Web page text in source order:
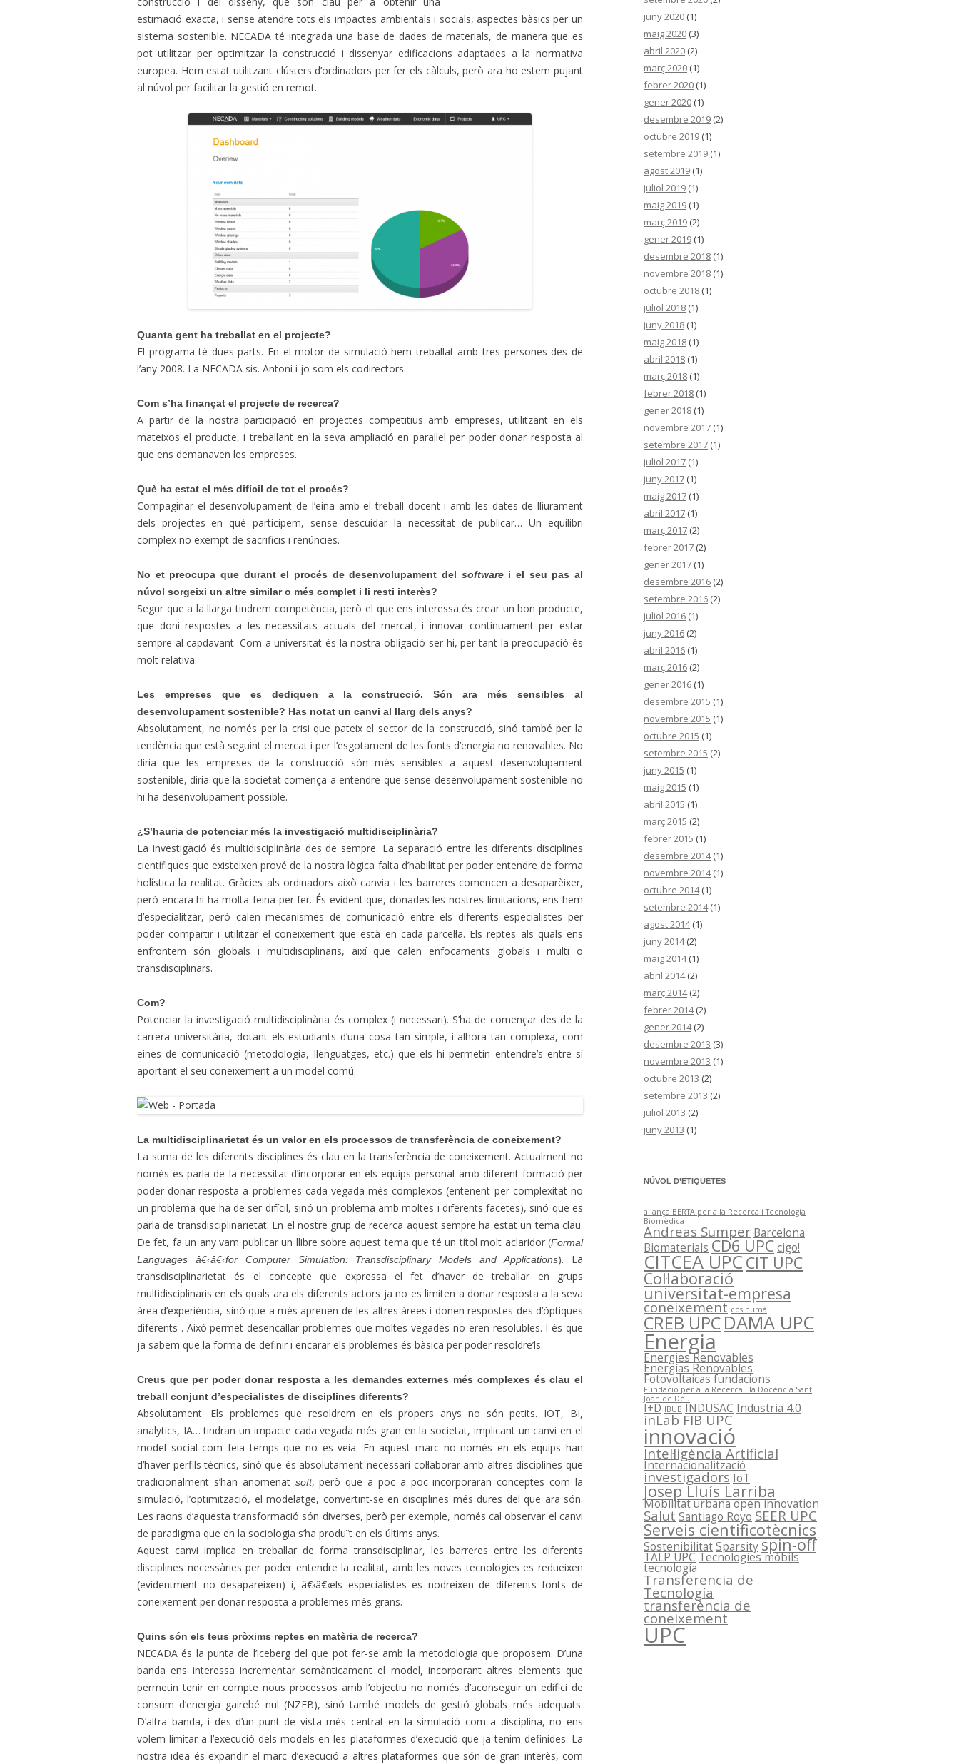
estimació exacta, i sense atendre tots els impactes ambientals i socials, aspectes bàsics per un
sistema sostenible. NECADA té integrada una base de dades de materials, de manera que es
pot utilitzar per optimitzar la construcció i dissenyar edificacions adaptades a la normativa
europea. Hem estat utilitzant clústers d’ordinadors per fer els càlculs, però ara ho estem pujant
al núvol per facilitar la gestió en remot.
Quanta gent ha treballat en el projecte?
El programa té dues parts. En el motor de simulació hem treballat amb tres persones des de
l’any 2008. I a NECADA sis. Antoni i jo som els codirectors.
Com s’ha finançat el projecte de recerca?
A partir de la nostra participació en projectes competitius amb empreses, utilitzant en els
mateixos el producte, i treballant en la seva ampliació en paral·lel per poder donar resposta al
que ens demanaven les empreses.
Què ha estat el més difícil de tot el procés?
Compaginar el desenvolupament de l’eina amb el treball docent i amb les dates de lliurament
dels projectes en què participem, sense descuidar la necessitat de publicar… Un equilibri
complex no exempt de sacrificis i renúncies.
No et preocupa que durant el procés de desenvolupament del softwarei el seu pas al
núvol sorgeixi un altre similar o més complet i li resti interès?
Segur que a la llarga tindrem competència, però el que ens interessa és crear un bon producte,
que doni respostes a les necessitats actuals del mercat, i innovar contínuament per estar
sempre al capdavant. Com a universitat és la nostra obligació ser-hi, per tant la preocupació és
molt relativa.
Les empreses que es dediquen a la construcció. Són ara més sensibles al
desenvolupament sostenible? Has notat un canvi al llarg dels anys?
Absolutament, no només per la crisi que pateix el sector de la construcció, sinó també per la
tendència que està seguint el mercat i per l’esgotament de les fonts d’energia no renovables. No
diria que les empreses de la construcció són més sensibles a aquest desenvolupament
sostenible, diria que la societat comença a entendre que sense desenvolupament sostenible no
hi ha desenvolupament possible.
¿S’hauria de potenciar més la investigació multidisciplinària?
La investigació és multidisciplinària des de sempre. La separació entre les diferents disciplines
científiques que existeixen prové de la nostra lògica falta d’habilitat per poder entendre de forma
holística la realitat. Gràcies als ordinadors això canvia i les barreres comencen a desaparèixer,
però encara hi ha molta feina per fer. És evident que, donades les nostres limitacions, ens hem
d’especialitzar, però calen mecanismes de comunicació entre els diferents especialistes per
poder compartir i utilitzar el coneixement que està en cada parcel·la. Els reptes als quals ens
enfrontem són globals i multidisciplinaris, així que calen enfocaments globals i multi o
transdisciplinars.
Com?
Potenciar la investigació multidisciplinària és complex (i necessari). S’ha de començar des de la
carrera universitària, dotant els estudiants d’una cosa tan simple, i alhora tan complexa, com
eines de comunicació (metodologia, llenguatges, etc.) que els hi permetin entendre’s entre sí
aportant el seu coneixement a un model comú.
La multidisciplinarietat és un valor en els processos de transferència de coneixement?
La suma de les diferents disciplines és clau en la transferència de coneixement. Actualment no
només es parla de la necessitat d’incorporar en els equips personal amb diferent formació per
poder donar resposta a problemes cada vegada més complexos (entenent per complexitat no
un problema que ha de ser difícil, sinó un problema amb moltes i diferents facetes), sinó que es
parla de transdisciplinarietat. En el nostre grup de recerca aquest sempre ha estat un tema clau.
De fet, fa un any vam publicar un llibre sobre aquest tema que té un títol molt aclaridor (Formal
Languages â€‹â€‹for Computer Simulation: Transdisciplinary Models and Applications). La
transdisciplinarietat és el concepte que expressa el fet d’haver de treballar en grups
multidisciplinaris en els quals ara els diferents actors ja no es limiten a donar resposta a la seva
àrea d’experiència, sinó que a més aprenen de les altres àrees i donen respostes des d’òptiques
diferents . Això permet desencallar problemes que moltes vegades no eren resolubles. I és que
ja sabem que la forma de definir i encarar els problemes és bàsica per poder resoldre’ls.
Creus que per poder donar resposta a les demandes externes més complexes és clau el
treball conjunt d’especialistes de disciplines diferents?
Absolutament. Els problemes que resoldrem en els propers anys no són petits. IOT, BI,
analytics, IA… tindran un impacte cada vegada més gran en la societat, implicant un canvi en el
model social com feia temps que no es veia. En aquest marc no només en els equips han
d’haver perfils tècnics, sinó que és absolutament necessari col·laborar amb altres disciplines que
tradicionalment s’han anomenat soft, però que a poc a poc incorporaran conceptes com la
simulació, l’optimització, el modelatge, convertint-se en disciplines més dures del que ara són.
Les raons d’aquesta transformació són diverses, però per exemple, només cal observar el canvi
de paradigma que en la sociologia s’ha produït en els últims anys.
Aquest canvi implica en treballar de forma transdisciplinar, les barreres entre les diferents
disciplines necessàries per poder entendre la realitat, amb les noves tecnologies es redueixen
(evidentment no desapareixen) i, â€‹â€‹els especialistes es nodreixen de diferents fonts de
coneixement per donar resposta a problemes més grans.
Quins són els teus pròxims reptes en matèria de recerca?
NECADA és la punta de l’iceberg del que pot fer-se amb la metodologia que proposem. D’una
banda ens interessa incrementar semànticament el model, incorporant altres elements que
permetin tenir en compte nous processos amb l’objectiu no només d’aconseguir un edifici de
consum d’energia gairebé nul (NZEB), sinó també models de gestió globals més adequats.
D’altra banda, i des d’un punt de vista més centrat en la simulació com a disciplina, no ens
volem limitar a l’execució dels models en les plataformes d’execució que ja tenim definides. La
nostra idea és expandir el marc d’execució a altres plataformes que són de gran interès, com
juny 2020 (1)
maig 2020 (3)
abril 2020 (2)
març 2020 (1)
febrer 2020 (1)
gener 2020 (1)
desembre 2019 (2)
octubre 2019 (1)
setembre 2019 (1)
agost 2019 (1)
juliol 2019 (1)
maig 2019 (1)
març 2019 (2)
gener 2019 (1)
desembre 2018 (1)
novembre 2018 (1)
octubre 2018 (1)
juliol 2018 (1)
juny 2018 (1)
maig 2018 (1)
abril 2018 (1)
març 2018 (1)
febrer 2018 (1)
gener 2018 (1)
novembre 2017 (1)
setembre 2017 (1)
juliol 2017 (1)
juny 2017 (1)
maig 2017 (1)
abril 2017 (1)
març 2017 (2)
febrer 2017 (2)
gener 2017 (1)
desembre 2016 (2)
setembre 2016 (2)
juliol 2016 (1)
juny 2016 (2)
abril 2016 (1)
març 2016 (2)
gener 2016 (1)
desembre 2015 (1)
novembre 2015 (1)
octubre 2015 (1)
setembre 2015 (2)
juny 2015 (1)
maig 2015 (1)
abril 2015 (1)
març 2015 (2)
febrer 2015 (1)
desembre 2014(1)
novembre 2014(1)
octubre 2014(1)
setembre 2014(1)
agost 2014(1)
juny 2014(2)
maig 2014(1)
abril 2014(2)
març 2014(2)
febrer 2014(2)
gener 2014(2)
desembre 2013 (3)
novembre 2013 (1)
octubre 2013 (2)
setembre 2013 (2)
juliol 2013 (2)
juny 2013 (1)
NÚVOL D’ETIQUETES
aliança BERTA per a la Recerca i Tecnologia
Biomèdica
Andreas Sumper Barcelona
Biomaterials CD6 UPCcigo!
CITCEA UPCCIT UPC
Col·laboració
universitat-empresa
coneixement cos humà
CREB UPCDAMA UPC
Energia
Energies Renovables
Energías Renovables
Fotovoltaicasfundacions
Fundació per a la Recerca i la Docència Sant
Joan de Déu
I+D IBUB INDUSAC Industria 4.0
inLab FIB UPC
innovació
Intel·ligència Artificial
Internacionalització
investigadors IoT
Josep Lluís Larriba
Mobilitat urbanaopen innovation
SalutSantiago Royo SEER UPC
Serveis cientificotècnics
SostenibilitatSparsityspin-off
TALP UPCTecnologies mòbils
tecnología
Transferencia de
Tecnología
transferència de
coneixement
UPC